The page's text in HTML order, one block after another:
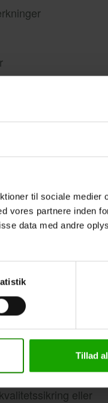
til sociale medier
vores partnere inden
data med andre
Tillad
af data,
med kolleger,
finde svar i
hos os.
eller
eller